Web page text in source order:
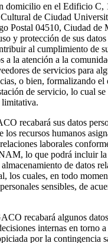
domicilio en el Edificio C,
de Ciudad
Postal 04510, Ciudad de
y protección de sus
al cumplimiento de
a la atención a la
de servicios para
o bien, formalizando el
de servicio, lo cual se
recabará sus datos
los recursos humanos
laborales
lo que podrá incluir la
de datos
los cuales, en todo
sensibles, de
recabará algunos
internas en torno
por la contingencia